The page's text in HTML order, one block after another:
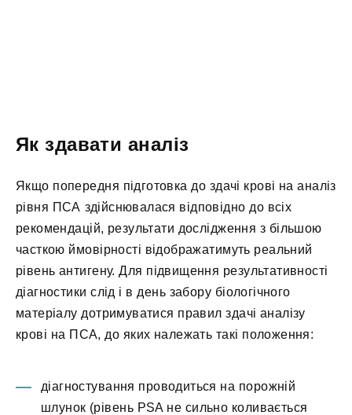
Як здавати аналіз
Якщо попередня підготовка до здачі крові на аналіз
рівня ПСА здійснювалася відповідно до всіх
рекомендацій, результати дослідження з більшою
часткою ймовірності відображатимуть реальний
рівень антигену. Для підвищення результативності
діагностики слід і в день забору біологічного
матеріалу дотримуватися правил здачі аналізу
крові на ПСА, до яких належать такі положення:
діагностування проводиться на порожній
шлунок (рівень PSA не сильно коливається